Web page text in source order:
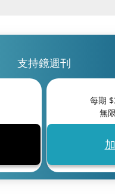
支持鏡週刊
每期 $
無